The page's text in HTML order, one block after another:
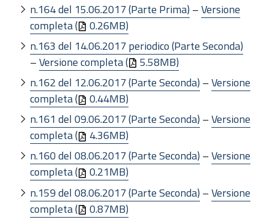
n.164 del 15.06.2017 (Parte Prima) –Versione
completa (
0.26MB)
n.163 del 14.06.2017 periodico (Parte Seconda)
–Versione completa (
5.58MB)
n.162 del 12.06.2017 (Parte Seconda) –Versione
completa (
0.44MB)
n.161 del 09.06.2017 (Parte Seconda) –Versione
completa (
4.36MB)
n.160 del 08.06.2017 (Parte Seconda) –Versione
completa (
0.21MB)
n.159 del 08.06.2017 (Parte Seconda) –Versione
completa (
0.87MB)